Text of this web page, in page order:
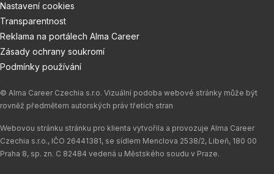
Nastavení cookies
Transparentnost
Reklama na portálech Alma Career
Zásady ochrany soukromí
Podmínky používání
© Alma Career Czechia s.r.o. Vizuální podoba webové stránky může být
rovněž předmětem autorských práv třetích stran
Webovou stránku stránku pro klienta vytvořila a provozuje Alma Career
Czechia s.r.o., IČO 26441381, se sídlem Menclova 2538/2, Libeň, 180 00
Praha 8, sp. zn. C 82484 vedená u Městského soudu v Praze.